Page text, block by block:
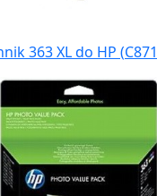
363 XL do HP